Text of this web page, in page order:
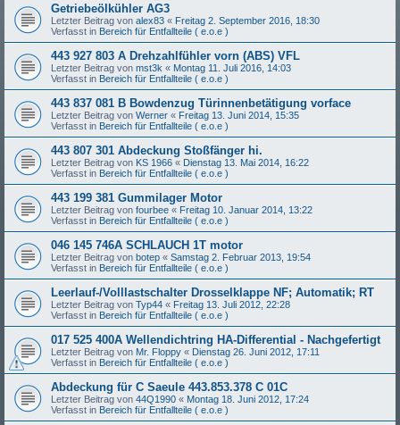
Getriebeölkühler AG3
Letzter Beitrag von alex83 « Freitag 2. September 2016, 18:30
Verfasst in Bereich für Entfallteile ( e.o.e )
443 927 803 A Drehzahlfühler vorn (ABS) VFL
Letzter Beitrag von mst3k « Montag 11. Juli 2016, 14:03
Verfasst in Bereich für Entfallteile ( e.o.e )
443 837 081 B Bowdenzug Türinnenbetätigung vorface
Letzter Beitrag von Werner « Freitag 13. Juni 2014, 15:35
Verfasst in Bereich für Entfallteile ( e.o.e )
443 807 301 Abdeckung Stoßfänger hi.
Letzter Beitrag von KS 1966 « Dienstag 13. Mai 2014, 16:22
Verfasst in Bereich für Entfallteile ( e.o.e )
443 199 381 Gummilager Motor
Letzter Beitrag von fourbee « Freitag 10. Januar 2014, 13:22
Verfasst in Bereich für Entfallteile ( e.o.e )
046 145 746A SCHLAUCH 1T motor
Letzter Beitrag von botep « Samstag 2. Februar 2013, 19:54
Verfasst in Bereich für Entfallteile ( e.o.e )
Leerlauf-/Volllastschalter Drosselklappe NF; Automatik; RT
Letzter Beitrag von Typ44 « Freitag 13. Juli 2012, 22:28
Verfasst in Bereich für Entfallteile ( e.o.e )
017 525 400A Wellendichtring HA-Differential - Nachgefertigt
Letzter Beitrag von Mr. Floppy « Dienstag 26. Juni 2012, 17:11
Verfasst in Bereich für Entfallteile ( e.o.e )
Abdeckung für C Saeule 443.853.378 C 01C
Letzter Beitrag von 44Q1990 « Montag 18. Juni 2012, 17:24
Verfasst in Bereich für Entfallteile ( e.o.e )